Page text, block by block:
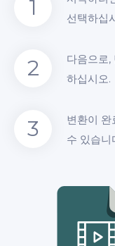
1
선택하십
2
다음으로,
하십시오.
3
변환이
수 있습니